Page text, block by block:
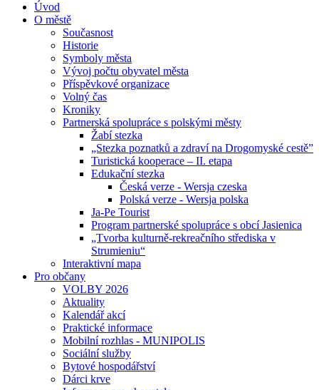
Úvod
O městě
Současnost
Historie
Symboly města
Vývoj počtu obyvatel města
Příspěvkové organizace
Volný čas
Kroniky
Partnerská spolupráce s polskými městy
Žabí stezka
„Stezka poznatků a zdraví na Drogomyské cestě”
Turistická kooperace – II. etapa
Edukační stezka
Česká verze - Wersja czeska
Polská verze - Wersja polska
Ja-Pe Tourist
Program partnerské spolupráce s obcí Jasienica
„Tvorba kulturně-rekreačního střediska v
Strumieniu“
Interaktivní mapa
Pro občany
VOLBY 2026
Aktuality
Kalendář akcí
Praktické informace
Mobilní rozhlas - MUNIPOLIS
Sociální služby
Bytové hospodářství
Dárci krve